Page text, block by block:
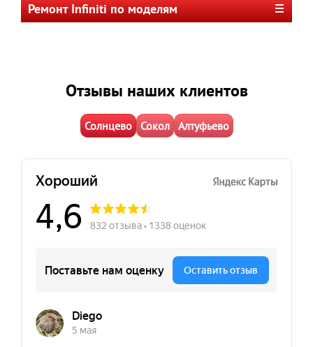
Ремонт Infiniti по моделям
Отзывы наших клиентов
Солнцево Сокол Алтуфьево